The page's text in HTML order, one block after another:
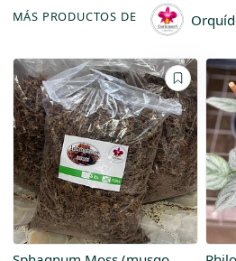
MÁS PRODUCTOS DE